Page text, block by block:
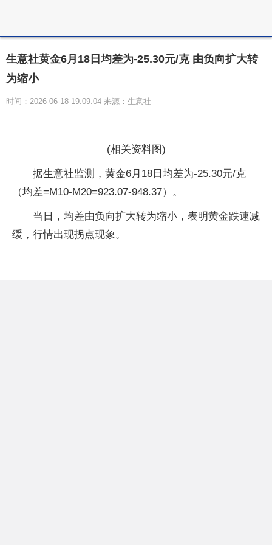
生意社黄金6月18日均差为-25.30元/克 由负向扩大转
为缩小
时间：2026-06-18 19:09:04 来源：生意社
(相关资料图)
据生意社监测，黄金6月18日均差为-25.30元/克
（均差=M10-M20=923.07-948.37）。
当日，均差由负向扩大转为缩小，表明黄金跌速减
缓，行情出现拐点现象。